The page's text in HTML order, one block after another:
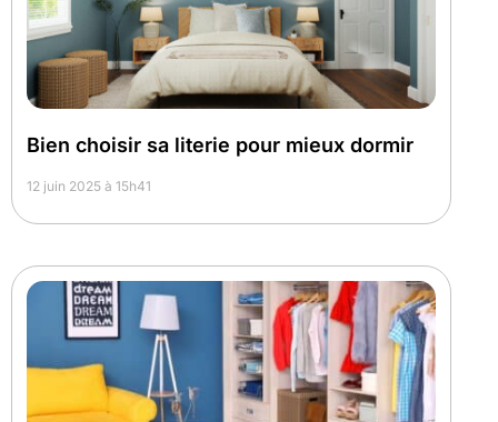
Bien choisir sa literie pour mieux dormir
12 juin 2025 à 15h41